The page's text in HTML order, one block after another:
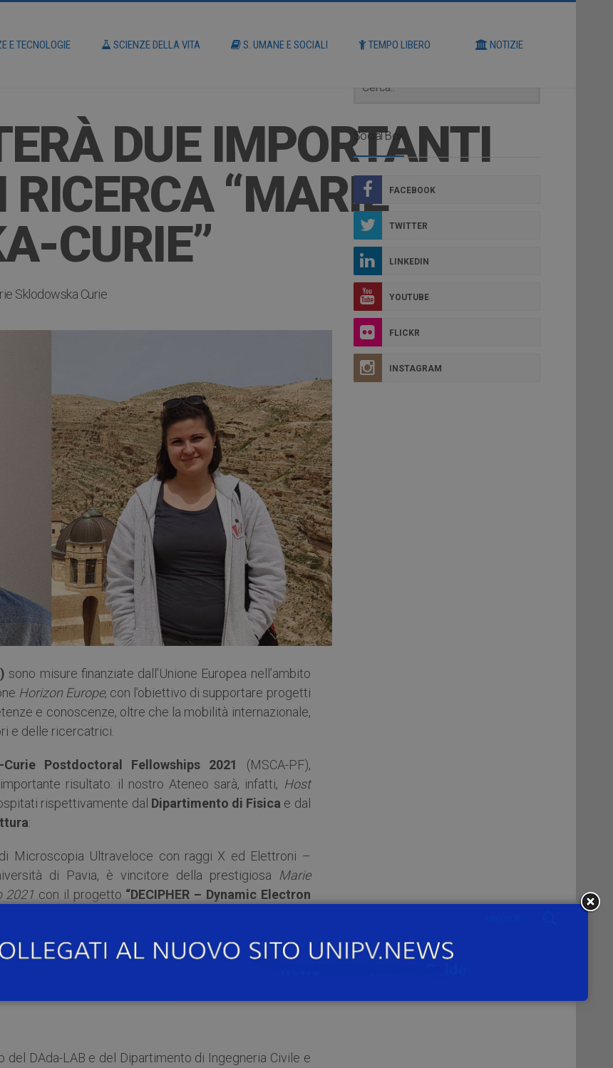
E TECNOLOGIE SCIENZE DELLA VITA S. UMANE E SOCIALI TEMPO LIBERO NOTIZIE
DUE IMPORTANTI
RICERCA “MARIE
CURIE”
Sklodowska Curie
sono misure finanziate dall’Unione Europea nell’ambito
Horizon Europe, con l’obiettivo di supportare progetti
e conoscenze, oltre che la mobilità internazionale,
e delle ricercatrici.
Postdoctoral Fellowships 2021
(MSCA-PF),
risultato: il nostro Ateneo sarà, infatti, Host
rispettivamente dal Dipartimento di Fisica e dal
:
Microscopia Ultraveloce con raggi X ed Elettroni –
di Pavia, è vincitore della prestigiosa
Marie
2021 con il progetto “DECIPHER – Dynamic Electron
Le attività si sviluppano all’interno di LUXEM
ed industriali (Dr. X Works, NL).
del DAda-LAB e del Dipartimento di Ingegneria Civile e
Social Box
FACEBOOK
TWITTER
LINKEDIN
YOUTUBE
FLICKR
INSTAGRAM